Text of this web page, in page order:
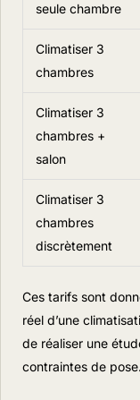
seule chambre
Climatiser 3
chambres
Climatiser 3
chambres +
salon
Climatiser 3
chambres
discrètement
Ces tarifs sont
réel d’une
de réaliser une
contraintes de pose.